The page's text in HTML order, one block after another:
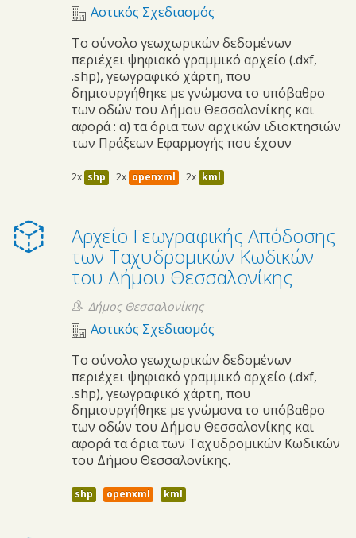
Αστικός Σχεδιασμός
Το σύνολο γεωχωρικών δεδομένων
περιέχει ψηφιακό γραμμικό αρχείο (.dxf,
.shp), γεωγραφικό χάρτη, που
δημιουργήθηκε με γνώμονα το υπόβαθρο
των οδών του Δήμου Θεσσαλονίκης και
αφορά : α) τα όρια των αρχικών ιδιοκτησιών
των Πράξεων Εφαρμογής που έχουν
2x shp 2x openxml 2x kml
Αρχείο Γεωγραφικής Απόδοσης
των Ταχυδρομικών Κωδικών
του Δήμου Θεσσαλονίκης
Δήμος Θεσσαλονίκης
Αστικός Σχεδιασμός
Το σύνολο γεωχωρικών δεδομένων
περιέχει ψηφιακό γραμμικό αρχείο (.dxf,
.shp), γεωγραφικό χάρτη, που
δημιουργήθηκε με γνώμονα το υπόβαθρο
των οδών του Δήμου Θεσσαλονίκης και
αφορά τα όρια των Ταχυδρομικών Κωδικών
του Δήμου Θεσσαλονίκης.
shp openxml kml